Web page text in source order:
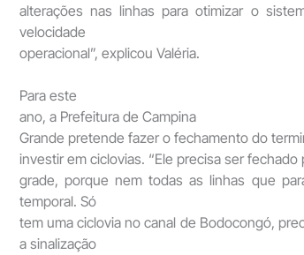
alterações nas linhas para otimizar o
velocidade
operacional”, explicou Valéria.
Para este
ano, a Prefeitura de Campina
Grande pretende fazer o fechamento do
investir em ciclovias. “Ele precisa ser fechado
grade, porque nem todas as linhas que
temporal. Só
tem uma ciclovia no canal de Bodocongó,
a sinalização